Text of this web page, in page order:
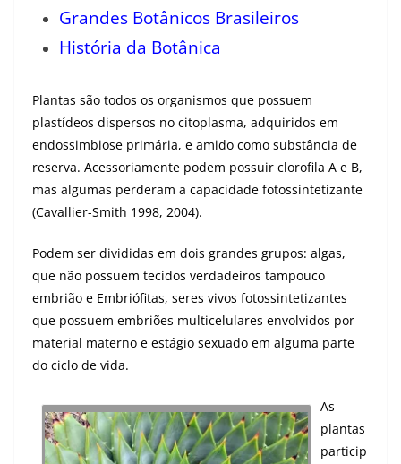
Grandes Botânicos Brasileiros
História da Botânica
Plantas são todos os organismos que possuem
plastídeos dispersos no citoplasma, adquiridos em
endossimbiose primária, e amido como substância de
reserva. Acessoriamente podem possuir clorofila A e B,
mas algumas perderam a capacidade fotossintetizante
(Cavallier-Smith 1998, 2004).
Podem ser divididas em dois grandes grupos: algas,
que não possuem tecidos verdadeiros tampouco
embrião e Embriófitas, seres vivos fotossintetizantes
que possuem embriões multicelulares envolvidos por
material materno e estágio sexuado em alguma parte
do ciclo de vida.
As
plantas
particip